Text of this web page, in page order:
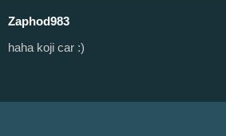
Zaphod983
haha koji car :)